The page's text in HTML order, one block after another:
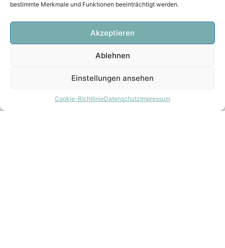
bestimmte Merkmale und Funktionen beeinträchtigt werden.
Akzeptieren
Ablehnen
Einstellungen ansehen
Cookie-RichtlinieDatenschutzImpressum